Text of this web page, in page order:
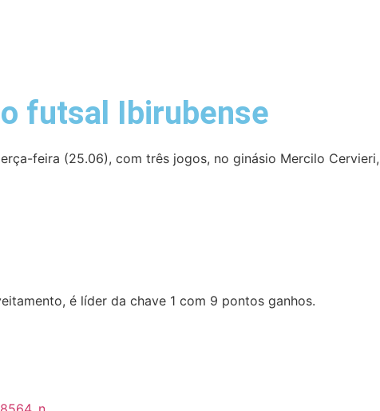
futsal Ibirubense
feira (25.06), com três jogos, no ginásio Mercilo
é líder da chave 1 com 9 pontos ganhos.